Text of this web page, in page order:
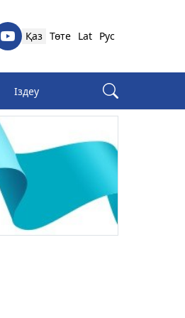
Қаз Төте Lat Рус